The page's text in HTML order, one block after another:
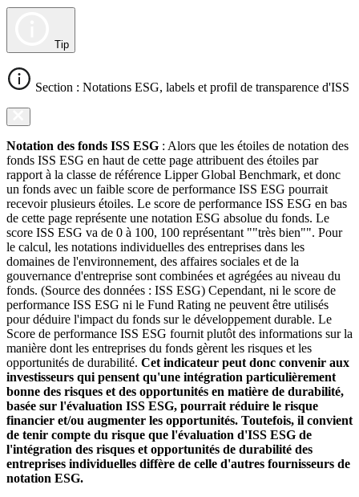
Tip
Section : Notations ESG, labels et profil de transparence d'ISS
Notation des fonds ISS ESG : Alors que les étoiles de notation des
fonds ISS ESG en haut de cette page attribuent des étoiles par
rapport à la classe de référence Lipper Global Benchmark, et donc
un fonds avec un faible score de performance ISS ESG pourrait
recevoir plusieurs étoiles. Le score de performance ISS ESG en bas
de cette page représente une notation ESG absolue du fonds. Le
score ISS ESG va de 0 à 100, 100 représentant ""très bien"". Pour
le calcul, les notations individuelles des entreprises dans les
domaines de l'environnement, des affaires sociales et de la
gouvernance d'entreprise sont combinées et agrégées au niveau du
fonds. (Source des données : ISS ESG) Cependant, ni le score de
performance ISS ESG ni le Fund Rating ne peuvent être utilisés
pour déduire l'impact du fonds sur le développement durable. Le
Score de performance ISS ESG fournit plutôt des informations sur la
manière dont les entreprises du fonds gèrent les risques et les
opportunités de durabilité. Cet indicateur peut donc convenir aux
investisseurs qui pensent qu'une intégration particulièrement
bonne des risques et des opportunités en matière de durabilité,
basée sur l'évaluation ISS ESG, pourrait réduire le risque
financier et/ou augmenter les opportunités. Toutefois, il convient
de tenir compte du risque que l'évaluation d'ISS ESG de
l'intégration des risques et opportunités de durabilité des
entreprises individuelles diffère de celle d'autres fournisseurs de
notation ESG.